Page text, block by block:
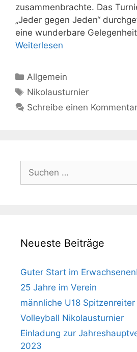
zusammenbrachte. Das
„Jeder gegen Jeden“
eine wunderbare
Weiterlesen
Kategorien
Allgemein
Schlagwörter
Nikolausturnier
Schreibe einen Kommentar
nach:
Neueste Beiträge
Guter Start im
25 Jahre im Verein
männliche U18 Spitzenreiter
Volleyball Nikolausturnier
Einladung zur
2023